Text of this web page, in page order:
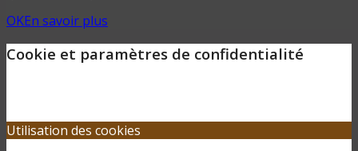
OKEn savoir plus
Cookie et paramètres de confidentialité
Utilisation des cookies